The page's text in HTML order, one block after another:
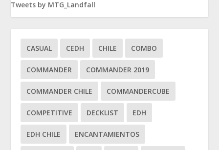
Tweets by MTG_Landfall
CASUAL CEDH CHILE COMBO
COMMANDER COMMANDER 2019
COMMANDER CHILE COMMANDERCUBE
COMPETITIVE DECKLIST EDH
EDH CHILE ENCANTAMIENTOS